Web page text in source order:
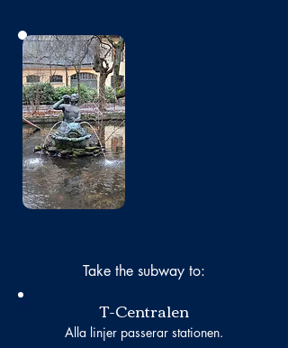
No photo
Take the subway to:
T-Centralen
Alla linjer passerar stationen.